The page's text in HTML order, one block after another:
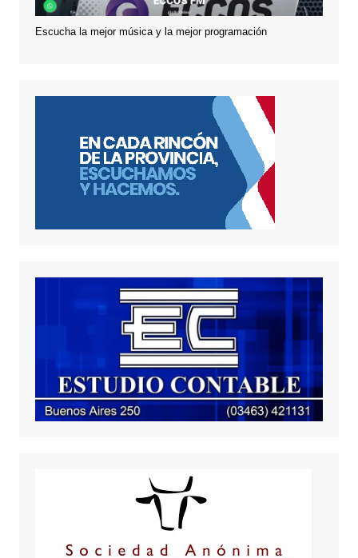
Escucha la mejor música y la mejor programación